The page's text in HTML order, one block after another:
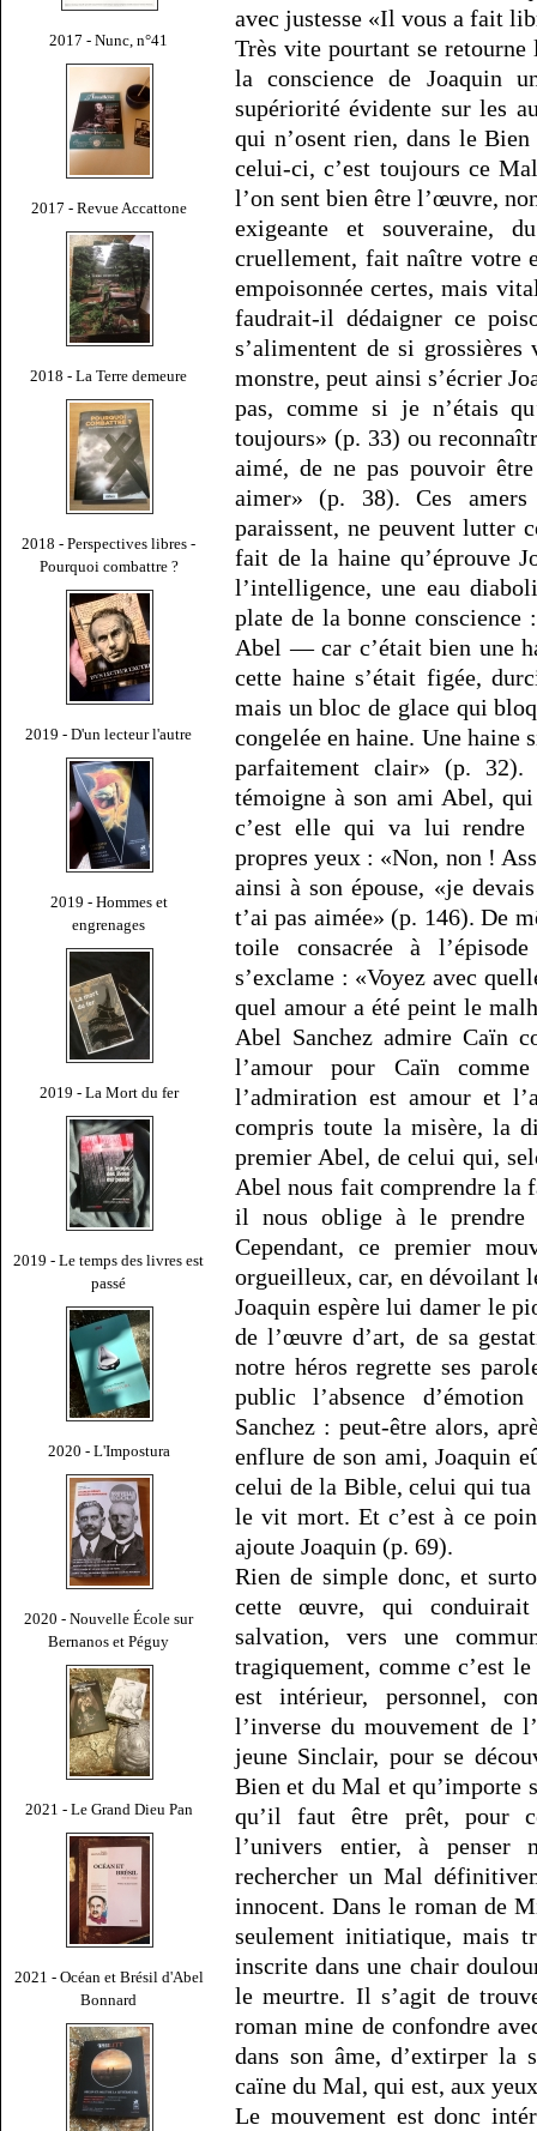
2017 - Nunc, n°41
2017 - Revue Accattone
2018 - La Terre demeure
2018 - Perspectives libres -
Pourquoi combattre ?
2019 - D'un lecteur l'autre
2019 - Hommes et
engrenages
2019 - La Mort du fer
2019 - Le temps des livres est
passé
2020 - L'Impostura
2020 - Nouvelle École sur
Bernanos et Péguy
2021 - Le Grand Dieu Pan
2021 - Océan et Brésil d'Abel
Bonnard
avec justesse «Il vous a fait
Très vite pourtant se retourne
la conscience de Joaquin
supériorité évidente sur les
qui n’osent rien, dans le
celui-ci, c’est toujours ce
l’on sent bien être l’œuvre,
exigeante et
cruellement, fait naître votre
empoisonnée certes, mais
faudrait-il dédaigner ce
s’alimentent de si
monstre, peut ainsi s’écrier
pas, comme si je n’étais
toujours» (p. 33) ou
aimé, de ne pas pouvoir
aimer» (p. 38). Ces amers
paraissent, ne peuvent lutter
fait de la haine qu’éprouve
l’intelligence, une eau
plate de la bonne
Abel — car c’était bien une
cette haine s’était figée,
mais un bloc de glace qui
congelée en haine. Une
parfaitement clair» (p. 32).
témoigne à son ami Abel,
c’est elle qui va lui rendre
propres yeux : «Non, non !
ainsi à son épouse, «je
t’ai pas aimée» (p. 146). De
toile consacrée à
s’exclame : «Voyez avec
quel amour a été peint le
Abel Sanchez admire Caïn
l’amour pour Caïn
l’admiration est amour et
compris toute la misère, la
premier Abel, de celui qui,
Abel nous fait comprendre
il nous oblige à le prendre
Cependant, ce premier
orgueilleux, car, en dévoilant
Joaquin espère lui damer le
de l’œuvre d’art, de sa
notre héros regrette ses
public l’absence
Sanchez : peut-être alors,
enflure de son ami, Joaquin
celui de la Bible, celui qui
le vit mort. Et c’est à ce
ajoute Joaquin (p. 69).
Rien de simple donc, et
cette œuvre, qui
salvation, vers une
tragiquement, comme c’est
est intérieur, personnel,
l’inverse du mouvement de
jeune Sinclair, pour se
Bien et du Mal et qu’importe
qu’il faut être prêt, pour
l’univers entier, à penser
rechercher un Mal
innocent. Dans le roman de
seulement initiatique, mais
inscrite dans une chair
le meurtre. Il s’agit de
roman mine de confondre
dans son âme, d’extirper la
caïne du Mal, qui est, aux
Le mouvement est donc